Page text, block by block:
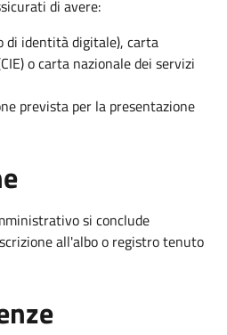
di avere:
di identità digitale), carta
o carta nazionale dei servizi
prevista per la presentazione
si conclude
all'albo o registro tenuto